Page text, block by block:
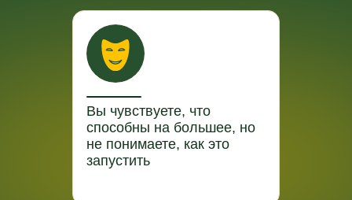
Вы чувствуете, что
способны на большее, но
не понимаете, как это
запустить